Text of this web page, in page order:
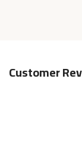
Customer